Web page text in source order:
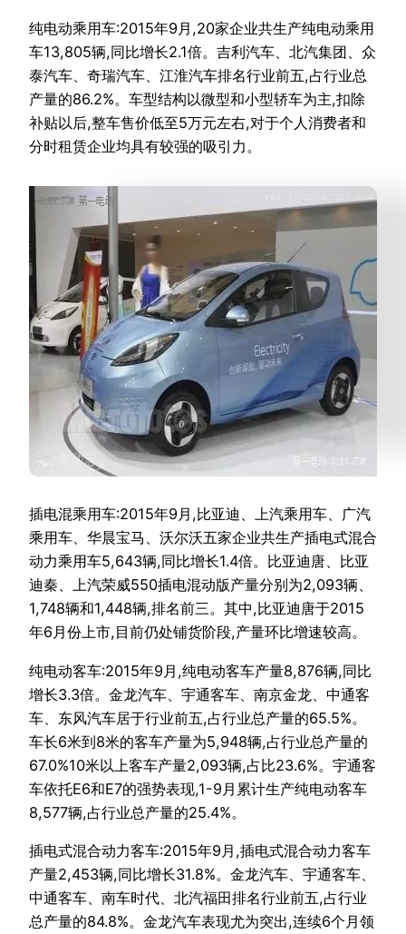
纯电动乘用车:2015年9月,20家企业共生产纯电动乘用
车13,805辆,同比增长2.1倍。吉利汽车、北汽集团、众
泰汽车、奇瑞汽车、江淮汽车排名行业前五,占行业总
产量的86.2%。车型结构以微型和小型轿车为主,扣除
补贴以后,整车售价低至5万元左右,对于个人消费者和
分时租赁企业均具有较强的吸引力。
插电混乘用车:2015年9月,比亚迪、上汽乘用车、广汽
乘用车、华晨宝马、沃尔沃五家企业共生产插电式混合
动力乘用车5,643辆,同比增长1.4倍。比亚迪唐、比亚
迪秦、上汽荣威550插电混动版产量分别为2,093辆、
1,748辆和1,448辆,排名前三。其中,比亚迪唐于2015
年6月份上市,目前仍处铺货阶段,产量环比增速较高。
纯电动客车:2015年9月,纯电动客车产量8,876辆,同比
增长3.3倍。金龙汽车、宇通客车、南京金龙、中通客
车、东风汽车居于行业前五,占行业总产量的65.5%。
车长6米到8米的客车产量为5,948辆,占行业总产量的
67.0%10米以上客车产量2,093辆,占比23.6%。宇通客
车依托E6和E7的强势表现,1-9月累计生产纯电动客车
8,577辆,占行业总产量的25.4%。
插电式混合动力客车:2015年9月,插电式混合动力客车
产量2,453辆,同比增长31.8%。金龙汽车、宇通客车、
中通客车、南车时代、北汽福田排名行业前五,占行业
总产量的84.8%。金龙汽车表现尤为突出,连续6个月领